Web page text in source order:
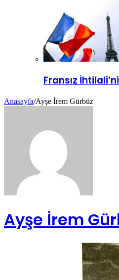
Fransız
Anasayfa/Ayşe İrem Gürbüz
Ayşe İrem